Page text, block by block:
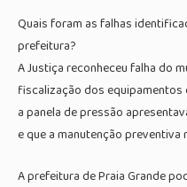
Quais foram as falhas
prefeitura?
A Justiça reconheceu falha do
fiscalização dos
a panela de pressão
e que a manutenção
A prefeitura de Praia Grande